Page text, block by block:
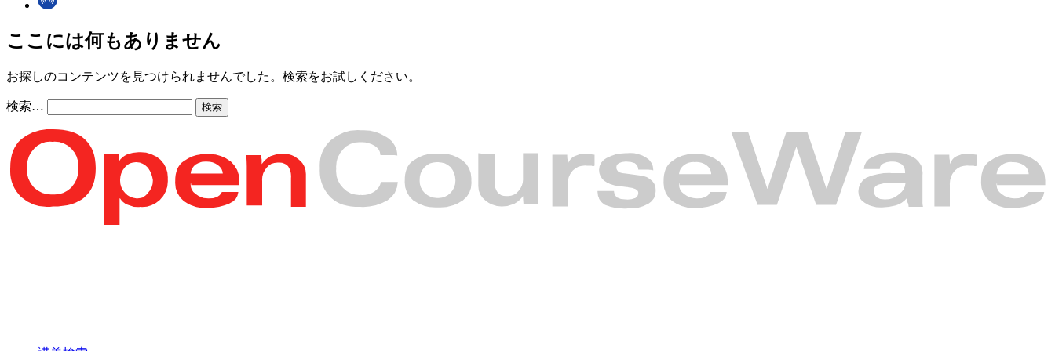
ここには何もありません
お探しのコンテンツを見つけられませんでした。検索をお試しください。
検索…